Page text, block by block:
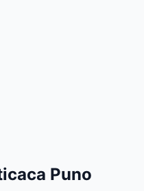
Puno